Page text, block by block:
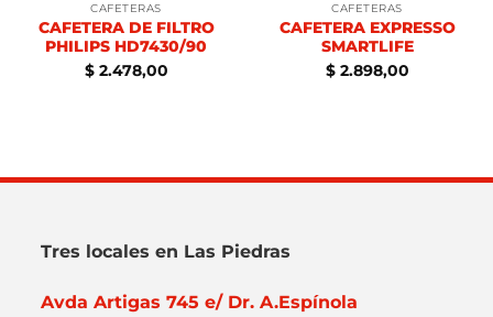
CAFETERAS
CAFETERA DE FILTRO
PHILIPS HD7430/90
$2.478,00
CAFETERAS
CAFETERA EXPRESSO
SMARTLIFE
$2.898,00
Tres locales en Las Piedras
Avda Artigas 745 e/ Dr. A.Espínola